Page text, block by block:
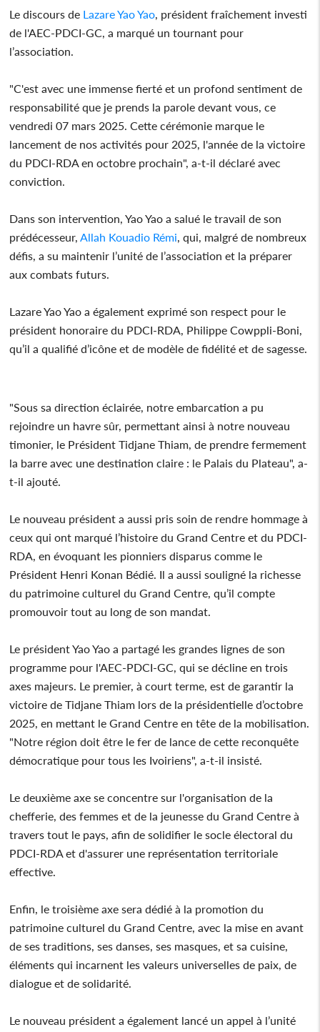
Le discours de Lazare Yao Yao , président fraîchement investi
de l'AEC-PDCI-GC, a marqué un tournant pour
l’association.
"C'est avec une immense fierté et un profond sentiment de
responsabilité que je prends la parole devant vous, ce
vendredi 07 mars 2025. Cette cérémonie marque le
lancement de nos activités pour 2025, l'année de la victoire
du PDCI-RDA en octobre prochain", a-t-il déclaré avec
conviction.
Dans son intervention, Yao Yao a salué le travail de son
prédécesseur, Allah Kouadio Rémi , qui, malgré de nombreux
défis, a su maintenir l’unité de l’association et la préparer
aux combats futurs.
Lazare Yao Yao a également exprimé son respect pour le
président honoraire du PDCI-RDA, Philippe Cowppli-Boni,
qu’il a qualifié d’icône et de modèle de fidélité et de sagesse.
"Sous sa direction éclairée, notre embarcation a pu
rejoindre un havre sûr, permettant ainsi à notre nouveau
timonier, le Président Tidjane Thiam, de prendre fermement
la barre avec une destination claire : le Palais du Plateau", a-
t-il ajouté.
Le nouveau président a aussi pris soin de rendre hommage à
ceux qui ont marqué l’histoire du Grand Centre et du PDCI-
RDA, en évoquant les pionniers disparus comme le
Président Henri Konan Bédié. Il a aussi souligné la richesse
du patrimoine culturel du Grand Centre, qu’il compte
promouvoir tout au long de son mandat.
Le président Yao Yao a partagé les grandes lignes de son
programme pour l'AEC-PDCI-GC, qui se décline en trois
axes majeurs. Le premier, à court terme, est de garantir la
victoire de Tidjane Thiam lors de la présidentielle d’octobre
2025, en mettant le Grand Centre en tête de la mobilisation.
"Notre région doit être le fer de lance de cette reconquête
démocratique pour tous les Ivoiriens", a-t-il insisté.
Le deuxième axe se concentre sur l'organisation de la
chefferie, des femmes et de la jeunesse du Grand Centre à
travers tout le pays, afin de solidifier le socle électoral du
PDCI-RDA et d'assurer une représentation territoriale
effective.
Enfin, le troisième axe sera dédié à la promotion du
patrimoine culturel du Grand Centre, avec la mise en avant
de ses traditions, ses danses, ses masques, et sa cuisine,
éléments qui incarnent les valeurs universelles de paix, de
dialogue et de solidarité.
Le nouveau président a également lancé un appel à l’unité